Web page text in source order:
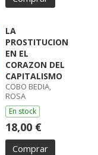
LA
PROSTITUCION
EN EL
CORAZON DEL
CAPITALISMO
COBO BEDIA,
ROSA
En stock
18,00 €
Comprar